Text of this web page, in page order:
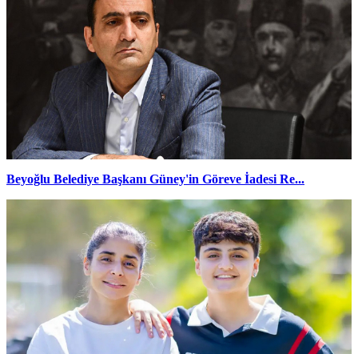
Beyoğlu Belediye Başkanı Güney'in Göreve İadesi Re...